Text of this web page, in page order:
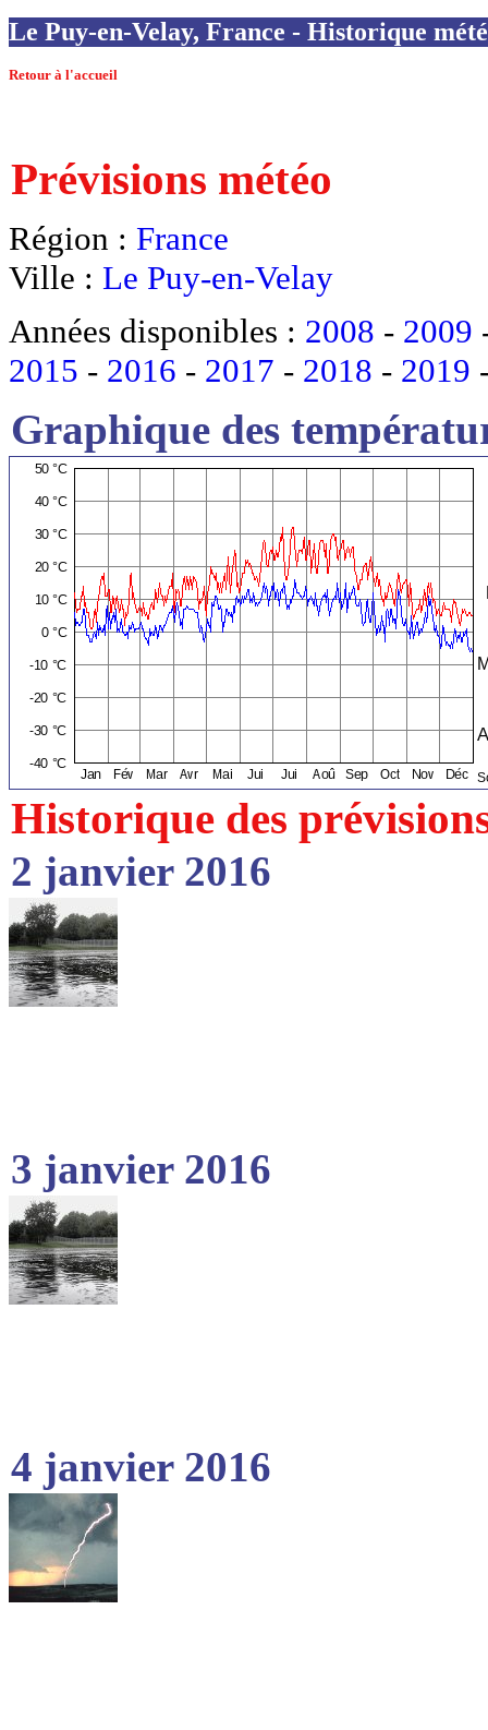
Le Puy-en-Velay, France - Historique
Retour à l'accueil
Prévisions météo
Région : France
Ville : Le Puy-en-Velay
Années disponibles : 2008 - 2009
2015 - 2016 - 2017 - 2018 - 2019
Graphique des
Historique des
2 janvier 2016
3 janvier 2016
4 janvier 2016